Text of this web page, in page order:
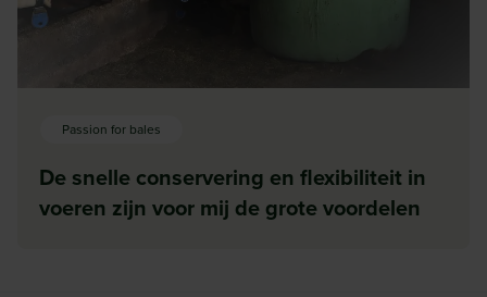
Passion for bales
De snelle conservering en flexibiliteit in
voeren zijn voor mij de grote voordelen